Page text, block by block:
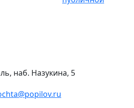
наб. Назукина, 5